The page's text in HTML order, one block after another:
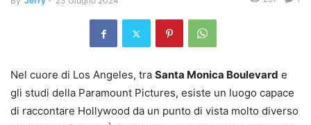
Nel cuore di Los Angeles, tra Santa Monica Boulevard e
gli studi della Paramount Pictures, esiste un luogo capace
di raccontare Hollywood da un punto di vista molto diverso